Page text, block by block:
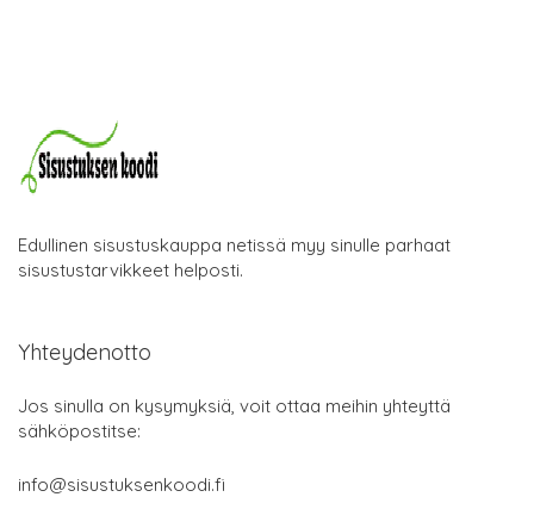
Edullinen sisustuskauppa netissä myy sinulle parhaat
sisustustarvikkeet helposti.
Yhteydenotto
Jos sinulla on kysymyksiä, voit ottaa meihin yhteyttä
sähköpostitse:
info@sisustuksenkoodi.fi